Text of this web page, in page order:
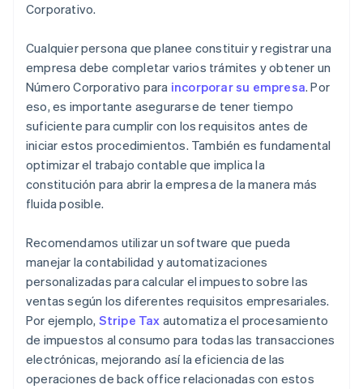
Corporativo.
Cualquier persona que planee constituir y registrar una
empresa debe completar varios trámites y obtener un
Número Corporativo para incorporar su empresa. Por
eso, es importante asegurarse de tener tiempo
suficiente para cumplir con los requisitos antes de
iniciar estos procedimientos. También es fundamental
optimizar el trabajo contable que implica la
constitución para abrir la empresa de la manera más
fluida posible.
Recomendamos utilizar un software que pueda
manejar la contabilidad y automatizaciones
personalizadas para calcular el impuesto sobre las
ventas según los diferentes requisitos empresariales.
Por ejemplo, Stripe Tax automatiza el procesamiento
de impuestos al consumo para todas las transacciones
electrónicas, mejorando así la eficiencia de las
operaciones de back office relacionadas con estos